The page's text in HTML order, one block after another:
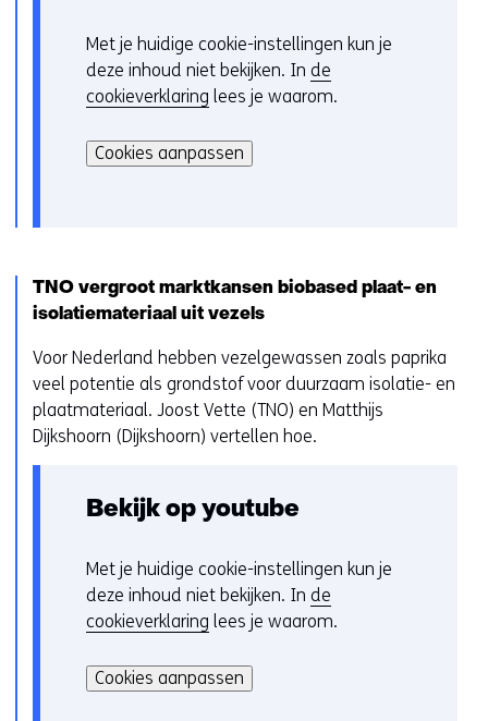
C
o
o
i
r
k
u
r
w
i
i
e
n
Met je huidige cookie-instellingen kun je
deze inhoud niet bekijken. In de
cookieverklaring lees je waarom.
i
e
t
g
e
b
i
v
a
n
o
o
Cookies aanpassen
TNO vergroot marktkansen biobased plaat- en
isolatiemateriaal uit vezels
Voor Nederland hebben vezelgewassen zoals paprika
veel potentie als grondstof voor duurzaam isolatie- en
plaatmateriaal. Joost Vette (TNO) en Matthijs
Dijkshoorn (Dijkshoorn) vertellen hoe.
Bekijk op youtube
C
o
o
i
Met je huidige cookie-instellingen kun je
deze inhoud niet bekijken. In de
cookieverklaring lees je waarom.
i
e
Cookies aanpassen